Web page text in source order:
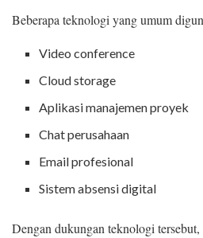
Beberapa teknologi yang umum
Video conference
Cloud storage
Aplikasi manajemen proyek
Chat perusahaan
Email profesional
Sistem absensi digital
Dengan dukungan teknologi